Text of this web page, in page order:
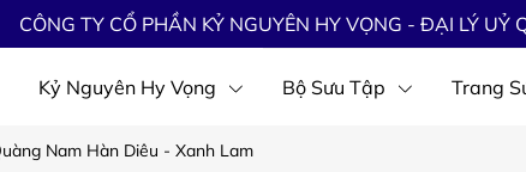
CÔNG TY CỔ PHẦN KỶ NGUYÊN HY VỌNG - ĐẠI LÝ UỶ
Kỷ Nguyên Hy Vọng Bộ Sưu Tập Trang
Nam Hàn Diêu - Xanh Lam